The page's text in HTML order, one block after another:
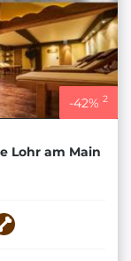
-42% 2
Lohr am Main